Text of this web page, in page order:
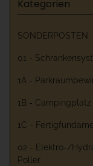
Kategorien
SONDERPOSTEN
01 -
1A -
1B -
1C -
02 - Elektro-/
Poller